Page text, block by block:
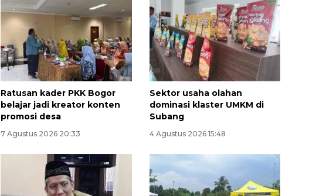
Ratusan kader PKK Bogor
belajar jadi kreator konten
promosi desa
7 Agustus 2026 20:33
Sektor usaha olahan
dominasi klaster UMKM di
Subang
4 Agustus 2026 15:48
SPHP jaga harga beras
2026-08-08 06:00:00